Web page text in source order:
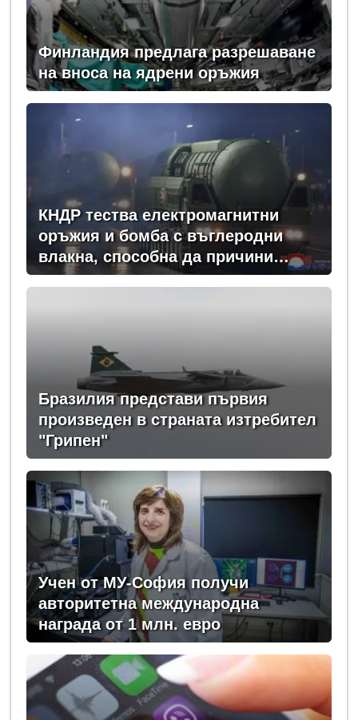
Финландия предлага разрешаване
на вноса на ядрени оръжия
КНДР тества електромагнитни
оръжия и бомба с въглеродни
влакна, способна да причини
мащабно прекъсвания на
Бразилия представи първия
произведен в страната изтребител
"Грипен"
Учен от МУ-София получи
авторитетна международна
награда от 1 млн. евро